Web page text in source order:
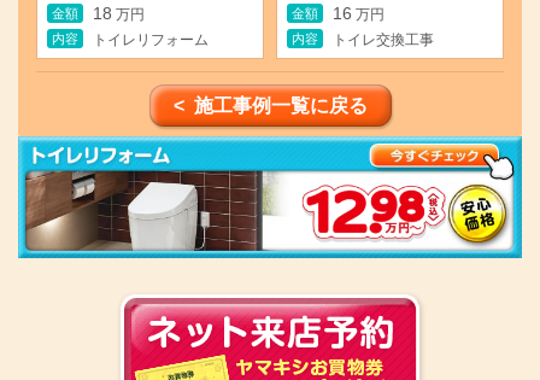
金額
18 万円
内容
トイレリフォーム
金額
16 万円
内容
トイレ交換工事
< 施工事例一覧に戻る